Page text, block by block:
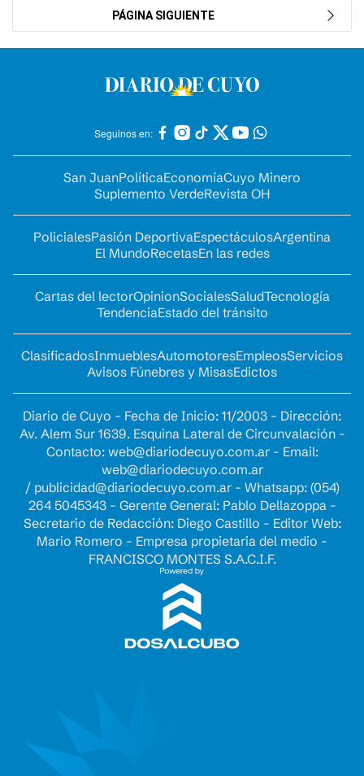
PÁGINA SIGUIENTE
Seguinos en:
San JuanPolíticaEconomíaCuyo Minero
Suplemento VerdeRevista OH
PolicialesPasión DeportivaEspectáculosArgentina
El MundoRecetasEn las redes
Cartas del lectorOpinionSocialesSaludTecnología
TendenciaEstado del tránsito
ClasificadosInmueblesAutomotoresEmpleosServicios
Avisos Fúnebres y MisasEdictos
Diario de Cuyo - Fecha de Inicio: 11/2003 - Dirección:
Av. Alem Sur 1639. Esquina Lateral de Circunvalación -
Contacto: web@diariodecuyo.com.ar- Email:
web@diariodecuyo.com.ar
/ publicidad@diariodecuyo.com.ar- Whatsapp: (054)
264 5045343 - Gerente General: Pablo Dellazoppa -
Secretario de Redacción: Diego Castillo - Editor Web:
Mario Romero - Empresa propietaria del medio -
FRANCISCO MONTES S.A.C.I.F.